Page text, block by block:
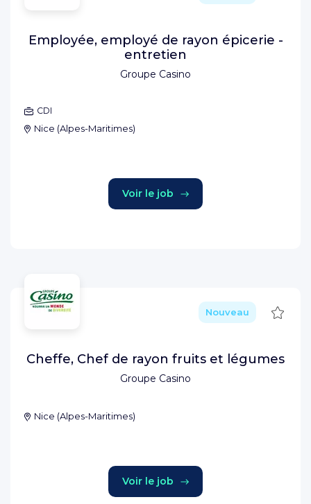
Groupe Casino
Employée, employé de rayon épicerie -
entretien
CDI
Nice (Alpes-Maritimes)
Voir le job
Groupe Casino
Nouveau
Cheffe, Chef de rayon fruits et légumes
Nice (Alpes-Maritimes)
Voir le job